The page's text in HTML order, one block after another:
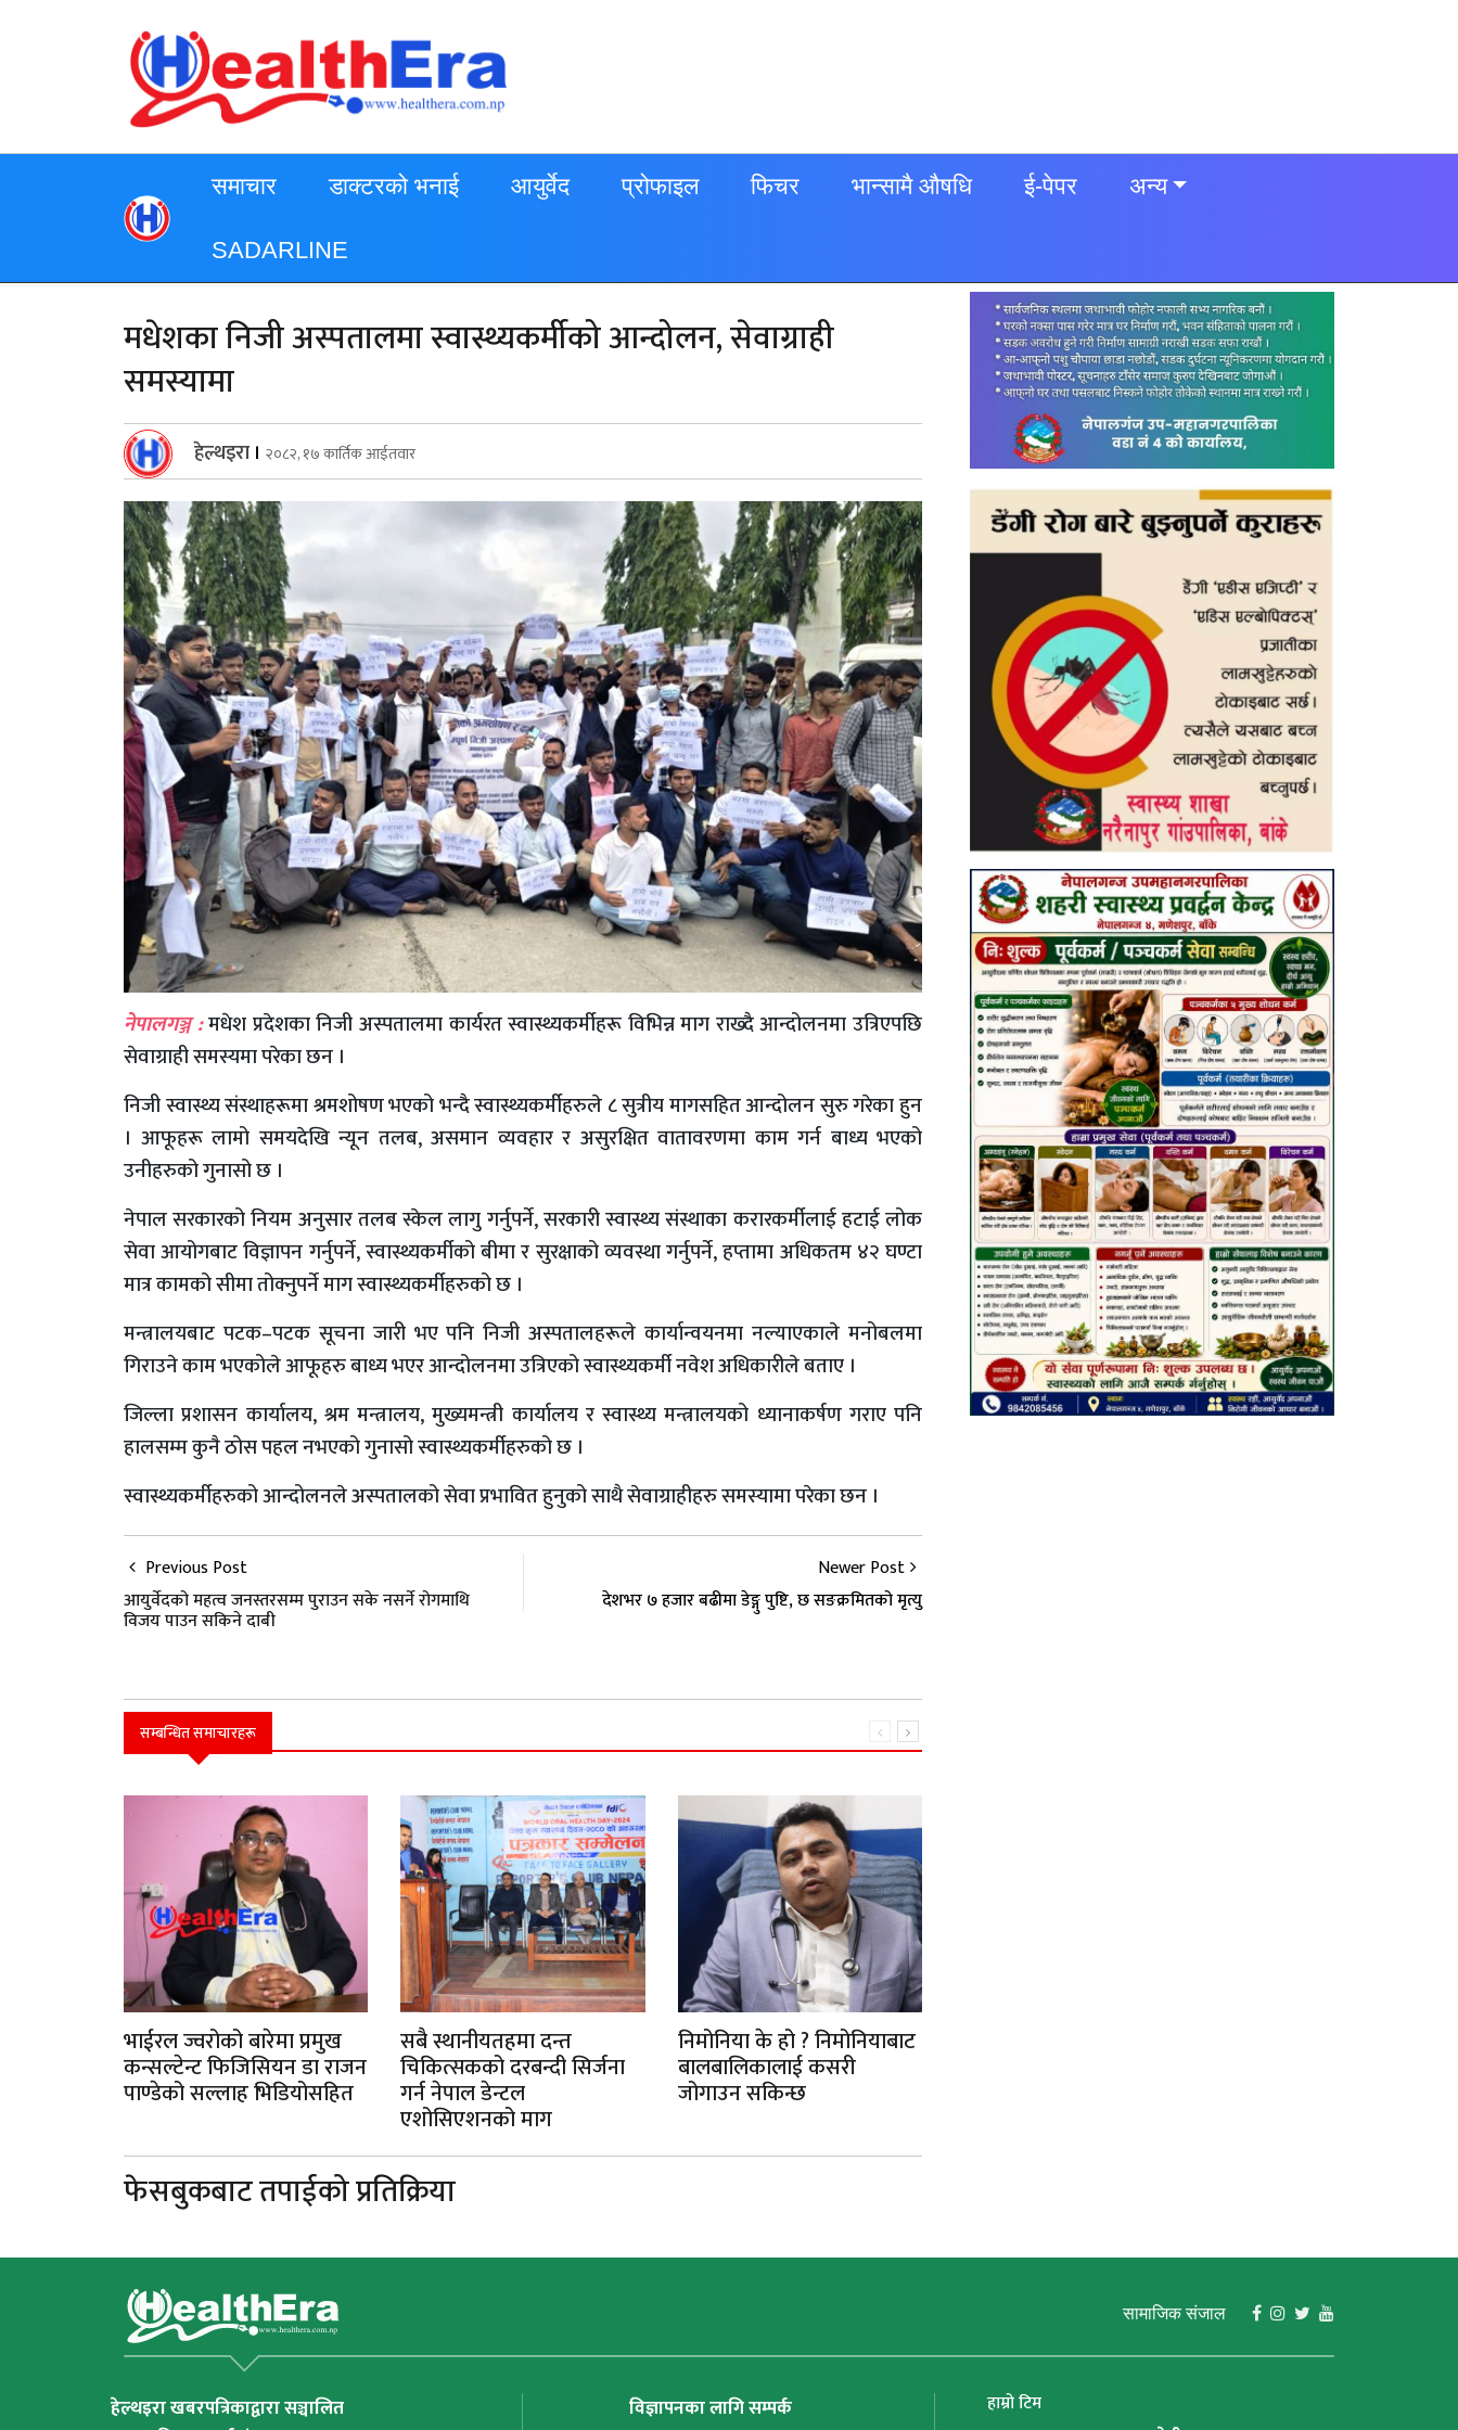
समाचार डाक्टरको भनाई आयुर्वेद प्रोफाइल फिचर भान्सामै औषधि ई-पेपर अन्य
SADARLINE
मधेशका निजी अस्पतालमा स्वास्थ्यकर्मीको आन्दोलन, सेवाग्राही
समस्यामा
हेल्थइरा । २०८२, १७ कार्तिक आईतवार
नेपालगञ्ज :मधेश प्रदेशका निजी अस्पतालमा कार्यरत स्वास्थ्यकर्मीहरू विभिन्न माग राख्दै आन्दोलनमा उत्रिएपछि
सेवाग्राही समस्यमा परेका छन ।
निजी स्वास्थ्य संस्थाहरूमा श्रमशोषण भएको भन्दै स्वास्थ्यकर्मीहरुले ८ सुत्रीय मागसहित आन्दोलन सुरु गरेका हुन
। आफूहरू लामो समयदेखि न्यून तलब, असमान व्यवहार र असुरक्षित वातावरणमा काम गर्न बाध्य भएको
उनीहरुको गुनासो छ ।
नेपाल सरकारको नियम अनुसार तलब स्केल लागु गर्नुपर्ने, सरकारी स्वास्थ्य संस्थाका करारकर्मीलाई हटाई लोक
सेवा आयोगबाट विज्ञापन गर्नुपर्ने, स्वास्थ्यकर्मीको बीमा र सुरक्षाको व्यवस्था गर्नुपर्ने, हप्तामा अधिकतम ४२ घण्टा
मात्र कामको सीमा तोक्नुपर्ने माग स्वास्थ्यकर्मीहरुको छ ।
मन्त्रालयबाट पटक–पटक सूचना जारी भए पनि निजी अस्पतालहरूले कार्यान्वयनमा नल्याएकाले मनोबलमा
गिराउने काम भएकोले आफूहरु बाध्य भएर आन्दोलनमा उत्रिएको स्वास्थ्यकर्मी नवेश अधिकारीले बताए ।
जिल्ला प्रशासन कार्यालय, श्रम मन्त्रालय, मुख्यमन्त्री कार्यालय र स्वास्थ्य मन्त्रालयको ध्यानाकर्षण गराए पनि
हालसम्म कुनै ठोस पहल नभएको गुनासो स्वास्थ्यकर्मीहरुको छ ।
स्वास्थ्यकर्मीहरुको आन्दोलनले अस्पतालको सेवा प्रभावित हुनुको साथै सेवाग्राहीहरु समस्यामा परेका छन ।
Previous Post
आयुर्वेदको महत्व जनस्तरसम्म पुराउन सके नसर्ने रोगमाथि
विजय पाउन सकिने दाबी
Newer Post
देशभर ७ हजार बढीमा डेङ्गु पुष्टि, छ सङक्रमितको मृत्यु
सम्बन्धित समाचारहरू
भाईरल ज्वरोको बारेमा प्रमुख
कन्सल्टेन्ट फिजिसियन डा राजन
पाण्डेको सल्लाह भिडियोसहित
सबै स्थानीयतहमा दन्त
चिकित्सकको दरबन्दी सिर्जना
गर्न नेपाल डेन्टल
एशोसिएशनको माग
निमोनिया के हो ? निमोनियाबाट
बालबालिकालाई कसरी
जोगाउन सकिन्छ
फेसबुकबाट तपाईको प्रतिक्रिया
सामाजिक संजाल
हेल्थइरा खबरपत्रिकाद्वारा सञ्चालित
विज्ञापनका लागि सम्पर्क
हाम्रो टिम